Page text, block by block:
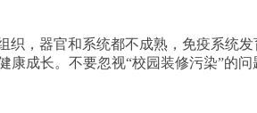
，器官和系统都不成熟，免疫系统
成长。不要忽视“校园装修污染”的